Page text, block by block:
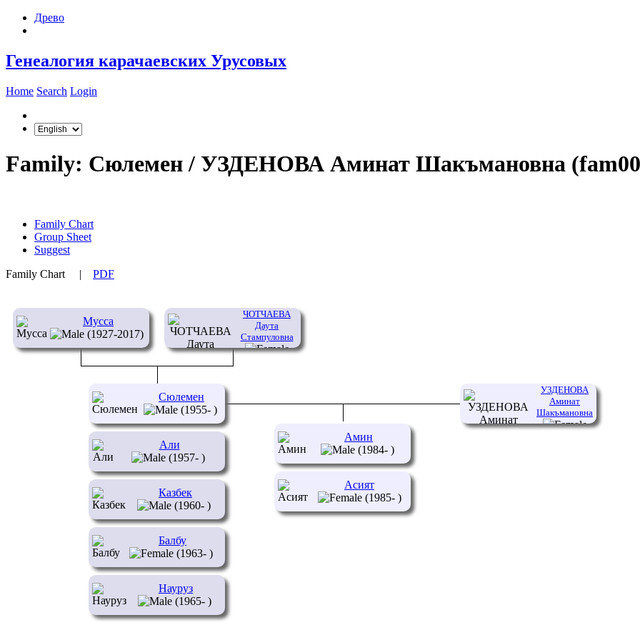
Древо
Генеалогия карачаевских Урусовых
Home Search Login
Family: Сюлемен / УЗДЕНОВА Аминат Шакъмановна
Family Chart
Group Sheet
Suggest
Family Chart
| PDF
Мусса
(1927-2017)
ЧОТЧАЕВА
Даута
Стампуловна
Али
(1957- )
Казбек
(1960- )
Балбу
(1963- )
Науруз
(1965- )
Сюлемен
(1955- )
УЗДЕНОВА
Аминат
Шакъмановна
Амин
(1984- )
Асият
(1985- )